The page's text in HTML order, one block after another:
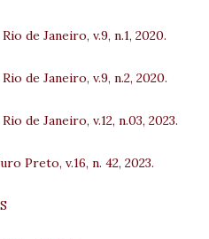
de Janeiro, v.9, n.1, 2020.
de Janeiro, v.9, n.2, 2020.
de Janeiro, v.12, n.03, 2023.
Preto, v.16, n. 42, 2023.